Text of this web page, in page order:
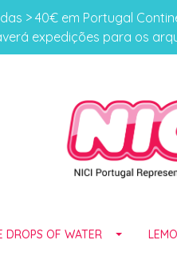
> 40€ em Portugal
expedições para os
DROPS OF WATER